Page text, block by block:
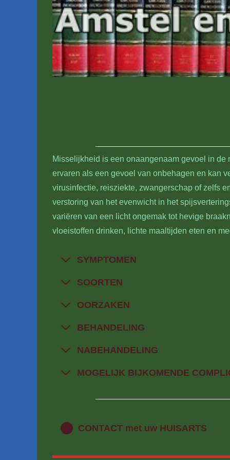
Misselijkheid is een onaangenaam gevoel in de
ervaren als een gevoel van onbehagen en kan
virusinfectie, reisziekte, zwangerschap of zelfs
verstoring van het evenwicht in het
variëren van een licht ongemak tot hevige
vloeistoffen drinken, lichte maaltijden eten en
SYMPTOMEN
SOORTEN
OORZAKEN
BEHANDELING
NABEHANDELING
MOGELIJK BIJKOMENDE
CONTACT met uw HUISARTS